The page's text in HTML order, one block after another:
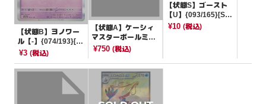
【状態B】ヨノワー
ル【-】{074/193}[M
2a]
¥3 (税込)
【状態A】ケーシィ
マスターボールミラ
ー【C】{063/165}[S
¥750(税込)
【状態S】ゴースト
【U】{093/165}[SV
2a]
¥10 (税込)